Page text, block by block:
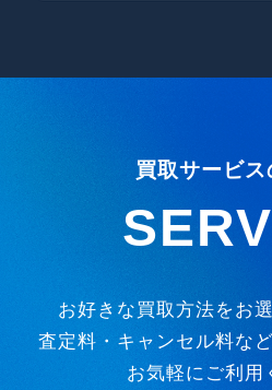
買取サービス
お好きな買取方法をお
査定料・キャンセル料な
お気軽にご利用